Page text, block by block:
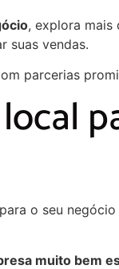
, explora mais
suas vendas.
parcerias
o seu
muito bem